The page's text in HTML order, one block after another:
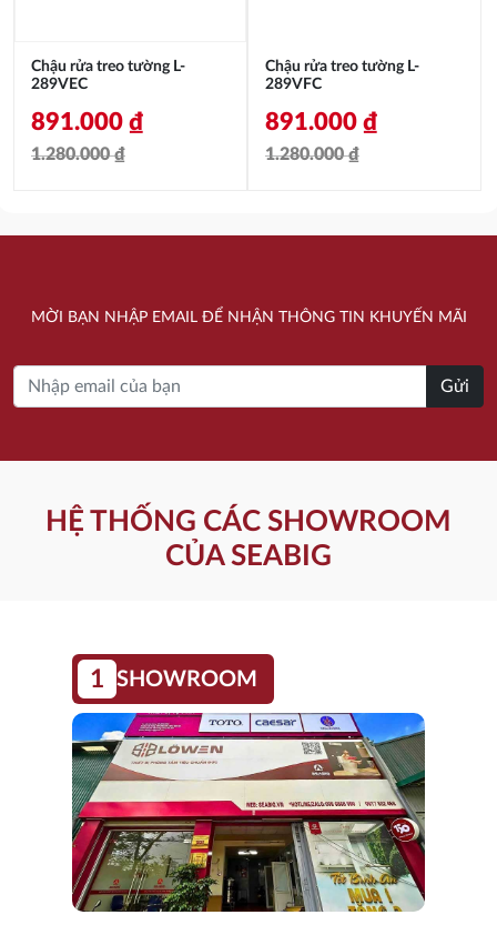
Chậu rửa treo tường L-
289VEC
1.280.000₫
891.000 ₫
891.000 ₫.
Chậu rửa treo tường L-
289VFC
1.280.000₫
891.000 ₫
891.000 ₫.
MỜI BẠN NHẬP EMAIL ĐỂ NHẬN THÔNG TIN KHUYẾN MÃI
Gửi
HỆ THỐNG CÁC SHOWROOM
CỦA SEABIG
1 SHOWROOM